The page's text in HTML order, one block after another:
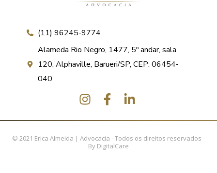
(11) 96245-9774
Alameda Rio Negro, 1477, 5º andar, sala
120, Alphaville, Barueri/SP, CEP: 06454-
040
© 2021 Erica Almeida | Advocacia - Todos os direitos reservados -
By DigitalCare